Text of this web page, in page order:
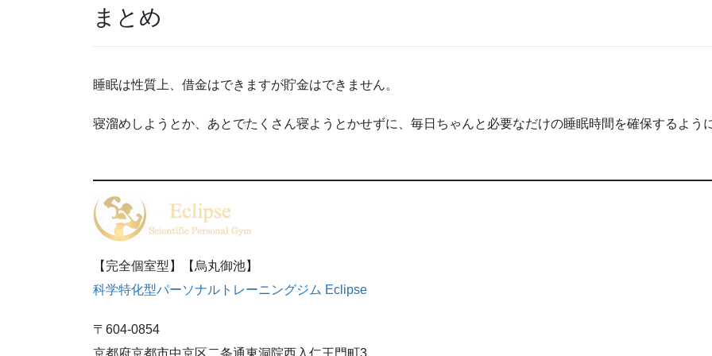
まとめ
睡眠は性質上、借金はできますが貯金はできません。
寝溜めしようとか、あとでたくさん寝ようとかせずに、毎日ちゃんと必要なだけの睡眠時間を確保するよう
【完全個室型】【烏丸御池】
科学特化型パーソナルトレーニングジム Eclipse
〒604-0854
京都府京都市中京区二条通東洞院西入仁王門町3